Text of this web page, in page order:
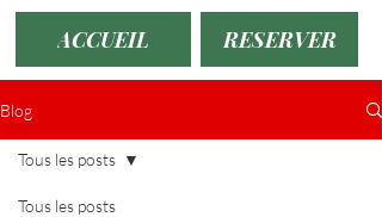
ACCUEIL RESERVER
Blog
Tous les posts
Tous les posts